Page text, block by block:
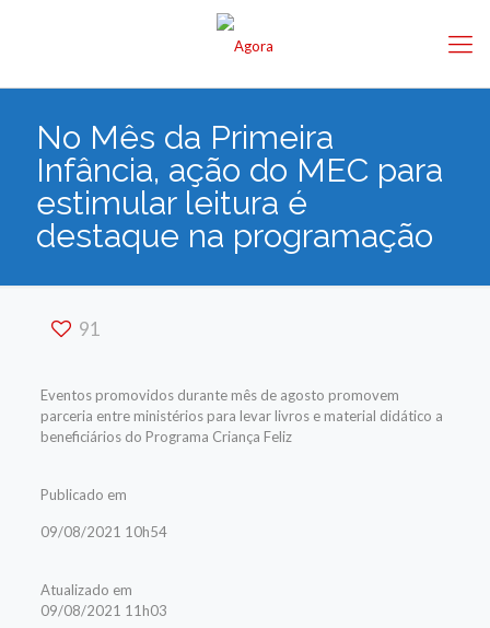
No Mês da Primeira
Infância, ação do MEC para
estimular leitura é
destaque na programação
91
Eventos promovidos durante mês de agosto promovem
parceria entre ministérios para levar livros e material didático a
beneficiários do Programa Criança Feliz
Publicado em
09/08/2021 10h54
Atualizado em
09/08/2021 11h03